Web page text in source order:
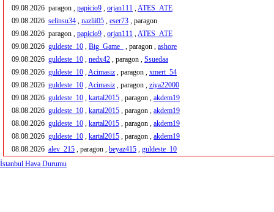
09.08.2026 paragon , papicio9 , orjan111 ,ATES_ATE
09.08.2026 selinsu34 , nazlii05 , eser73 , paragon
09.08.2026 paragon , papicio9 , orjan111 ,ATES_ATE
09.08.2026 guldeste_10 , Big_Game_ , paragon , ashore
09.08.2026 guldeste_10 , nedx42 , paragon , Ssuedaa
09.08.2026 guldeste_10 ,Acimasiz , paragon , xmert_54
09.08.2026 guldeste_10 ,Acimasiz , paragon , ziya22000
09.08.2026 guldeste_10 , kartal2015 , paragon , akdem19
08.08.2026 guldeste_10 , kartal2015 , paragon , akdem19
08.08.2026 guldeste_10 , kartal2015 , paragon , akdem19
08.08.2026 guldeste_10 , kartal2015 , paragon , akdem19
08.08.2026 alev_215 , paragon , beyaz415 , guldeste_10
İstanbul Hava Durumu